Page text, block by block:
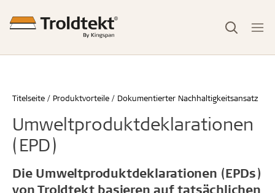
Titelseite Produktvorteile Dokumentierter Nachhaltigkeitsansatz
Umweltproduktdeklarationen
(EPD)
Die Umweltproduktdeklarationen (EPDs)
von Troldtekt basieren auf tatsächlichen